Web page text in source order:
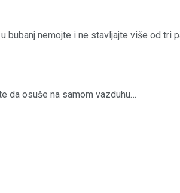
bubanj nemojte i ne stavljajte više od tri
da osuše na samom vazduhu…